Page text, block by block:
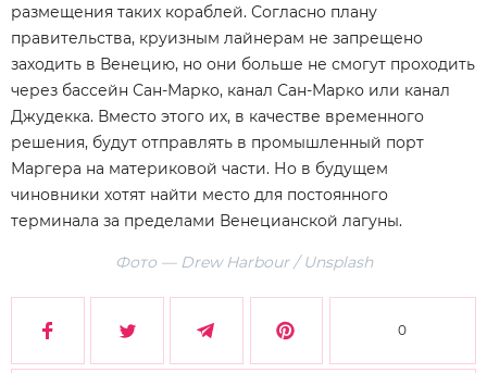
размещения таких кораблей. Согласно плану
правительства, круизным лайнерам не запрещено
заходить в Венецию, но они больше не смогут проходить
через бассейн Сан-Марко, канал Сан-Марко или канал
Джудекка. Вместо этого их, в качестве временного
решения, будут отправлять в промышленный порт
Маргера на материковой части. Но в будущем
чиновники хотят найти место для постоянного
терминала за пределами Венецианской лагуны.
Фото — Drew Harbour / Unsplash
0